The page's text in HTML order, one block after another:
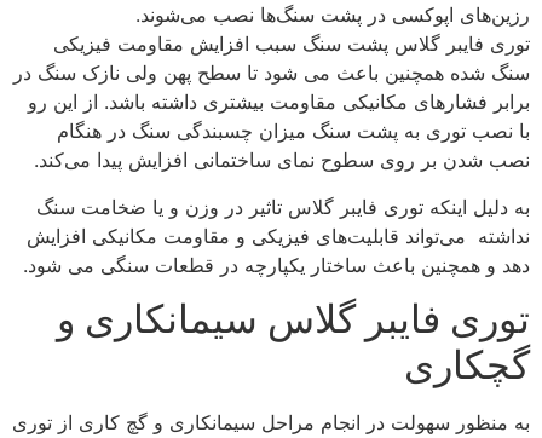
رزین‌های اپوکسی در پشت سنگ‌ها نصب می‌شوند.
توری فایبر گلاس پشت سنگ سبب افزایش مقاومت فیزیکی
سنگ شده همچنین باعث می شود تا سطح پهن ولی نازک سنگ در
برابر فشارهای مکانیکی مقاومت بیشتری داشته باشد. از این رو
با نصب توری به پشت سنگ میزان چسبندگی سنگ در هنگام
نصب شدن بر روی سطوح نمای ساختمانی افزایش پیدا می‌کند.
به دلیل اینکه توری فایبر گلاس تاثیر در وزن و یا ضخامت سنگ
نداشته می‌تواند قابلیت‌های فیزیکی و مقاومت مکانیکی افزایش
دهد و همچنین باعث ساختار یکپارچه در قطعات سنگی می شود.
توری فایبر گلاس سیمانکاری و
گچکاری
به منظور سهولت در انجام مراحل سیمانکاری و گچ کاری از توری